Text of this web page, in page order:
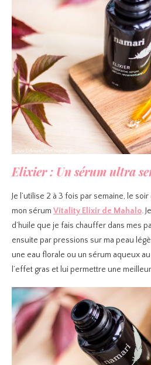
Elixier : Un sérum ultra
Je l’utilise 2 à 3 fois par semaine, le
mon sérum Vitality Elixir de Mahalo.
d’huile que je fais chauffer dans mes
ensuite par pressions sur ma peau
une eau florale ou un sérum aqueux
l’effet gras et lui permettre une